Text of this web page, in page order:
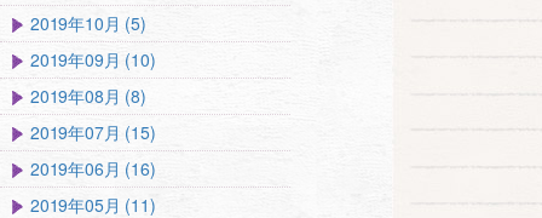
2019年10月 (5)
2019年09月 (10)
2019年08月 (8)
2019年07月 (15)
2019年06月 (16)
2019年05月 (11)